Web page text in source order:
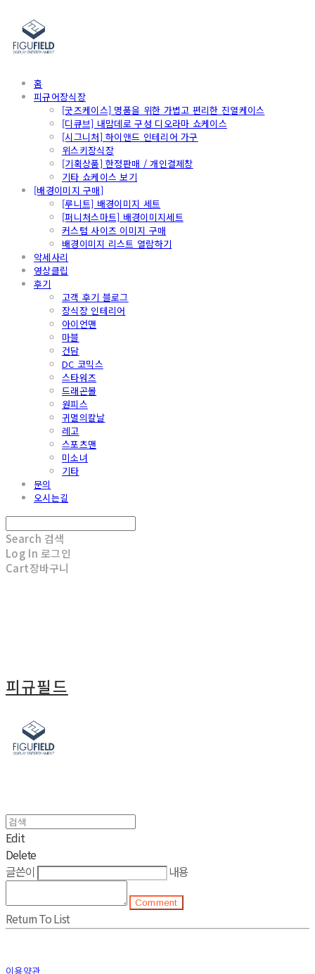
홈
피규어장식장
[굿즈케이스] 명품을 위한 가볍고 편리한 진열케이스
[디큐브] 내맘데로 구성 디오라마 쇼케이스
[시그니처] 하이앤드 인테리어 가구
위스키장식장
[기획상품] 한정판매 / 개인결제창
기타 쇼케이스 보기
[배경이미지 구매]
[루니트] 배경이미지 세트
[퍼니처스마트] 배경이미지세트
커스텀 사이즈 이미지 구매
배경이미지 리스트 열람하기
악세사리
영상클립
후기
고객 후기 블로그
장식장 인테리어
아이언맨
마블
건담
DC 코믹스
스타워즈
드래곤볼
원피스
귀멸의칼날
레고
스포츠맨
미소녀
기타
문의
오시는길
Search 검색
Log In 로그인
Cart장바구니
피규필드
Edit
Delete
글쓴이
내용
Comment
Return To List
이용약관